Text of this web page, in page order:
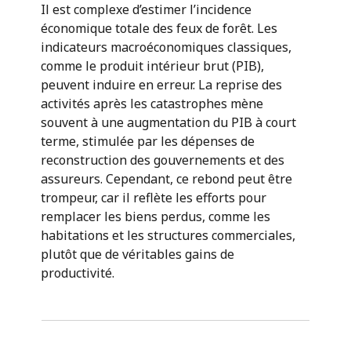
Il est complexe d’estimer l’incidence
économique totale des feux de forêt. Les
indicateurs macroéconomiques classiques,
comme le produit intérieur brut (PIB),
peuvent induire en erreur. La reprise des
activités après les catastrophes mène
souvent à une augmentation du PIB à court
terme, stimulée par les dépenses de
reconstruction des gouvernements et des
assureurs. Cependant, ce rebond peut être
trompeur, car il reflète les efforts pour
remplacer les biens perdus, comme les
habitations et les structures commerciales,
plutôt que de véritables gains de
productivité.